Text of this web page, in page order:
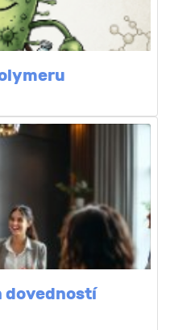
dovedností